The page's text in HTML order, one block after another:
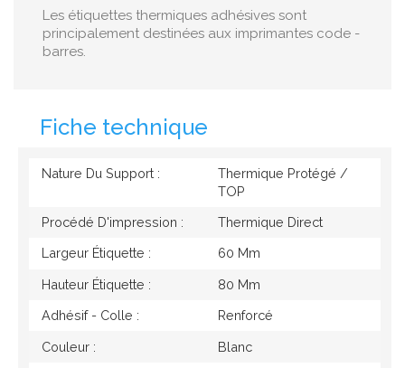
Les étiquettes thermiques adhésives sont
principalement destinées aux imprimantes code -
barres.
Fiche technique
Nature Du Support :
Thermique Protégé /
TOP
Procédé D'impression : Thermique Direct
Largeur Étiquette : 60 Mm
Hauteur Étiquette : 80 Mm
Adhésif - Colle : Renforcé
Couleur : Blanc